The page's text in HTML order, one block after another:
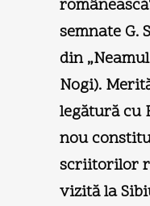
semnate G.
din
Nogi).
legătură cu
nou
scriitorilor
vizită la